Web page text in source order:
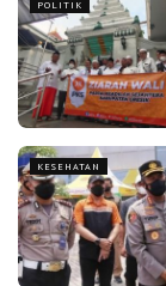
POLITIK
KESEHATAN